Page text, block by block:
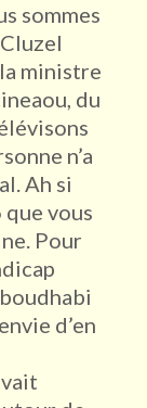
sommes
ministre
du
n’a
Ah si
vous
Pour
d’en